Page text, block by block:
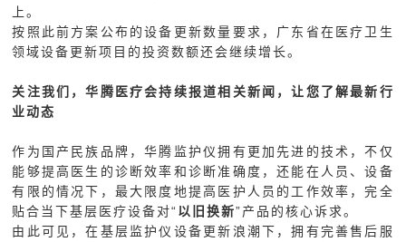
上。
按照此前方案公布的设备更新数量要求，广东省在医疗卫生
领域设备更新项目的投资数额还会继续增长。
关注我们，华腾医疗会持续报道相关新闻，让您了解最新行
业动态
作为国产民族品牌，华腾监护仪拥有更加先进的技术，不仅
能够提高医生的诊断效率和诊断准确度，还能在人员、设备
有限的情况下，最大限度地提高医护人员的工作效率，完全
贴合当下基层医疗设备对“ 以旧换新”产品的核心诉求。
由此可见，在基层监护仪设备更新浪潮下，拥有完善售后服